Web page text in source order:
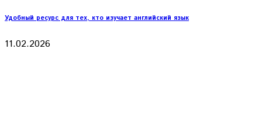
Удобный ресурс для тех, кто изучает английский язык
11.02.2026